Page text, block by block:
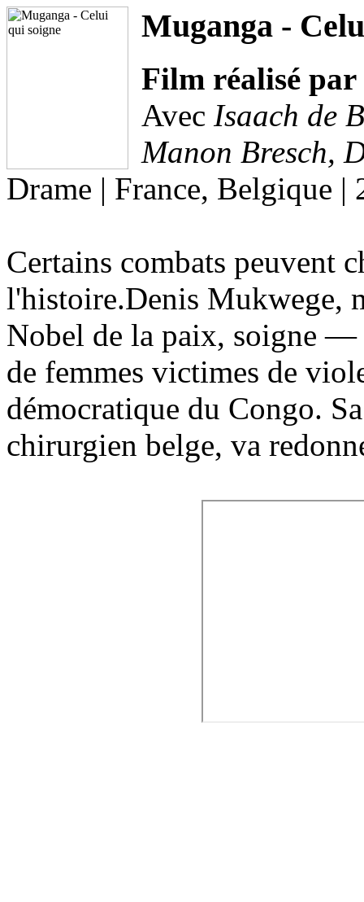
Muganga -
Film réalisé
Avec Isaach de
Manon Bresch,
Drame | France, Belgique |
Certains combats peuvent
l'histoire.Denis Mukwege,
Nobel de la paix, soigne
de femmes victimes de
démocratique du Congo.
chirurgien belge, va